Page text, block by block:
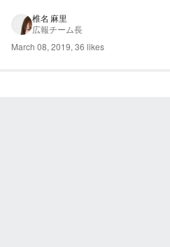
種も多様化する中 働き方も多様化す
椎名 麻里
広報チーム長
March 08, 2019, 36 likes